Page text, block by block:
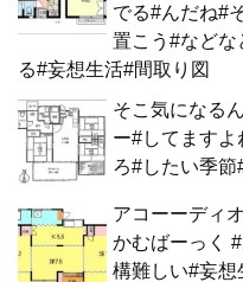
でる#んだね#
置こう#などな
る#妄想生活#間取り図
そこ気になる
ー#してます
ろ#したい季節
アコーーディ
かむばーっく
構難しい#妄想